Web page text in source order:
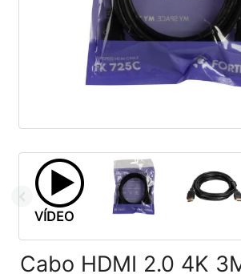
VÍDEO
Cabo HDMI 2.0 4K